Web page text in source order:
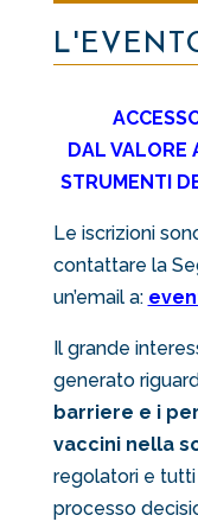
DAL VALORE
STRUMENTI
Le iscrizioni
contattare la
un’email a:
Il grande
generato
barriere e i
vaccini nella
regolatori e
processo